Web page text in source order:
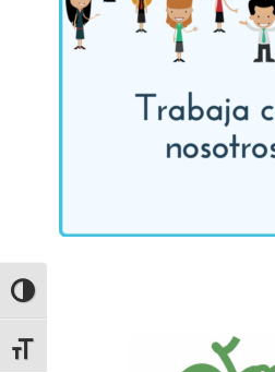
ALTERNAR ALTO CONTRASTE
ALTERNAR TAMAÑO DE LETRA